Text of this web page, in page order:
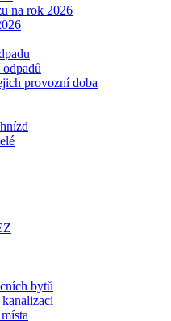
na rok 2026
provozní doba
bytů